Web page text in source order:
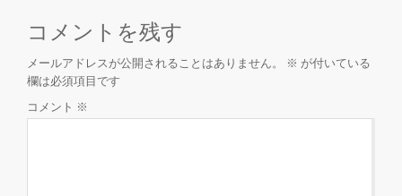
コメントを残す
メールアドレスが公開されることはありません。 ※ が付いている
欄は必須項目です
コメント ※